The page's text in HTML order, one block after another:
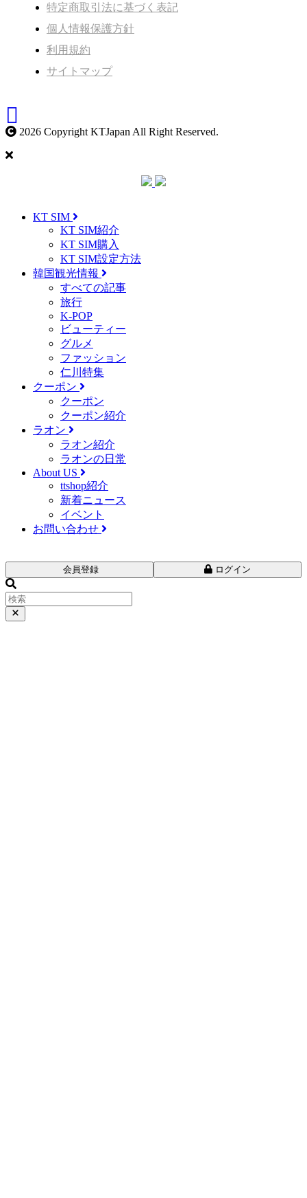
特定商取引法に基づく表記
個人情報保護方針
利用規約
サイトマップ
2026 Copyright KTJapan All Right Reserved.
KT SIM
KT SIM紹介
KT SIM購入
KT SIM設定方法
韓国観光情報
すべての記事
旅行
K-POP
ビューティー
グルメ
ファッション
仁川特集
クーポン
クーポン
クーポン紹介
ラオン
ラオン紹介
ラオンの日常
About US
ttshop紹介
新着ニュース
イベント
お問い合わせ
会員登録 ログイン